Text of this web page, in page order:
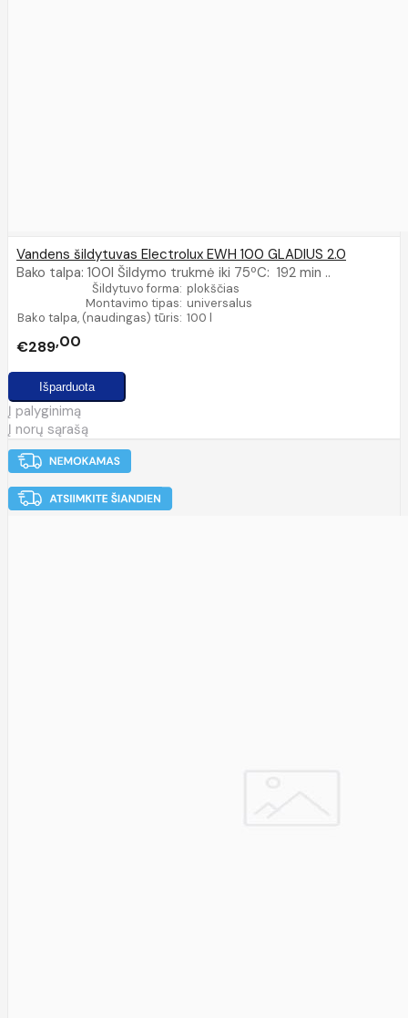
Vandens šildytuvas Electrolux EWH 100 GLADIUS 2.0
Bako talpa: 100l Šildymo trukmė iki 75ºC: 192 min ..
Šildytuvo forma: plokščias
Montavimo tipas: universalus
Bako talpa, (naudingas) tūris: 100 l
€289 00
Į palyginimą
Į norų sąrašą